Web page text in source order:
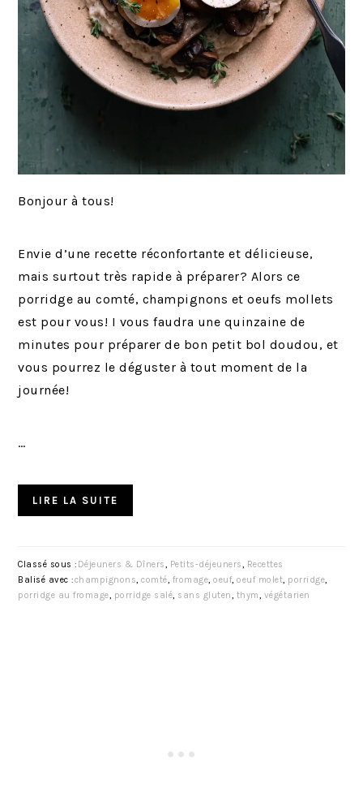
Bonjour à tous!
Envie d’une recette réconfortante et délicieuse,
mais surtout très rapide à préparer? Alors ce
porridge au comté, champignons et oeufs mollets
est pour vous! I vous faudra une quinzaine de
minutes pour préparer de bon petit bol doudou, et
vous pourrez le déguster à tout moment de la
journée!
…
LIRE LA SUITE
Classé sous : Déjeuners & Dîners, Petits-déjeuners, Recettes
Balisé avec :champignons,comté, fromage,oeuf,oeuf molet, porridge,
porridge au fromage, porridge salé, sans gluten, thym, végétarien